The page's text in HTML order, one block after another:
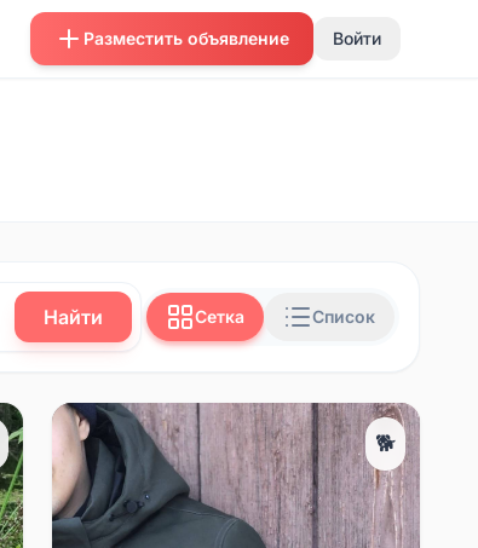
Разместить объявление Войти
Найти Сетка Список
🐕